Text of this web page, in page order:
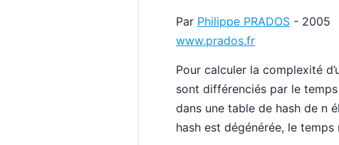
Par Philippe PRADOS - 2005
www.prados.fr
Pour calculer la complexité
sont différenciés par le
dans une table de hash de n
hash est dégénérée, le temps